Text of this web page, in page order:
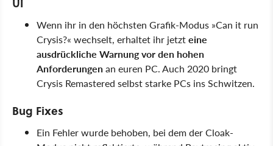
Wenn ihr in den höchsten Grafik-Modus »Can it run
Crysis?« wechselt, erhaltet ihr jetzteine
ausdrückliche Warnung vor den hohen
Anforderungenan euren PC. Auch 2020 bringt
Crysis Remastered selbst starke PCs ins Schwitzen.
Bug Fixes
Ein Fehler wurde behoben, bei dem der Cloak-